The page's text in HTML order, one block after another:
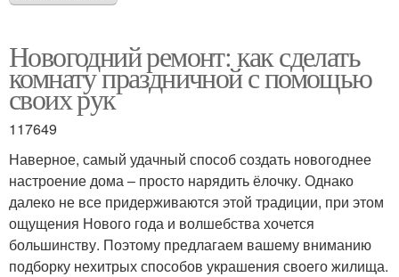
Новогодний ремонт: как сделать
комнату праздничной с помощью
своих рук
117649
Наверное, самый удачный способ создать новогоднее
настроение дома – просто нарядить ёлочку. Однако
далеко не все придерживаются этой традиции, при этом
ощущения Нового года и волшебства хочется
большинству. Поэтому предлагаем вашему вниманию
подборку нехитрых способов украшения своего жилища.